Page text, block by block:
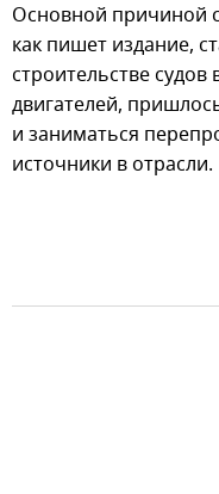
Основной причиной
как пишет издание,
строительстве
двигателей,
и заниматься
источники в отрасли.